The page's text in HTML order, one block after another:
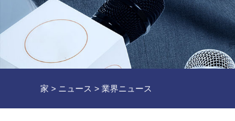
家 > ニュース >業界ニュース